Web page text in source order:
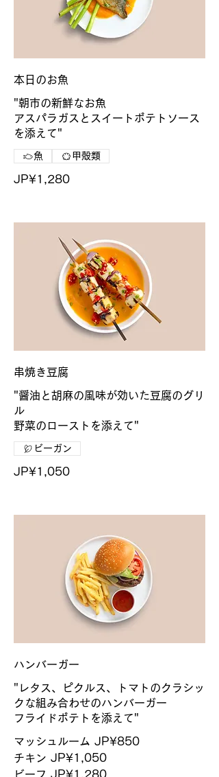
本日のお魚
"朝市の新鮮なお魚
アスパラガスとスイートポテトソース
を添えて"
JP¥1,280
魚 甲殻類
串焼き豆腐
"醤油と胡麻の風味が効いた豆腐のグリ
ル
野菜のローストを添えて"
JP¥1,050
ビーガン
ハンバーガー
"レタス、ピクルス、トマトのクラシッ
クな組み合わせのハンバーガー
フライドポテトを添えて"
マッシュルーム JP¥850
チキン JP¥1,050
ビーフ JP¥1,280